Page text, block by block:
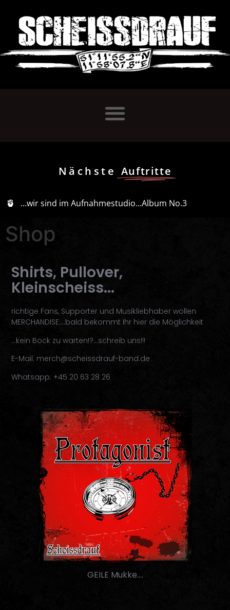
Nächste Auftritte
...wir sind im Aufnahmestudio...Album No.3
Shop
Shirts, Pullover,
Kleinscheiss...
richtige Fans, Supporter und Musikliebhaber wollen
MERCHANDISE….bald bekommt Ihr hier die Möglichkeit
…kein Bock zu warten!?…schreib uns!!!
E-Mail: merch@scheissdrauf-band.de
Whatsapp: +45 20 63 28 26
GEILE Mukke….